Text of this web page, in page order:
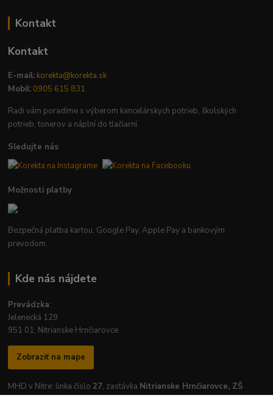
Kontakt
Kontakt
E-mail: korekta@korekta.sk
Mobil: 0905 615 831
Radi vám poradíme s výberom kancelárskych potrieb, školských
potrieb, tonerov a náplní do tlačiarní.
Sledujte nás
Možnosti platby
Bezpečná platba kartou, Google Pay, Apple Pay a bankovým
prevodom.
Kde nás nájdete
Prevádzka:
Jelenecká 129
951 01, Nitrianske Hrnčiarovce
Zobraziť na mape
MHD v Nitre: linka číslo 27, zastávka Nitrianske Hrnčiarovce, ZŠ